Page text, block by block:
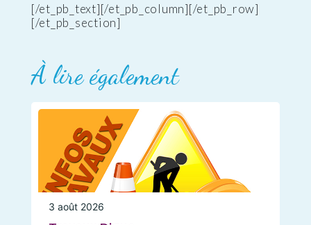
[/et_pb_text][/et_pb_column][/et_pb_row]
[/et_pb_section]
À lire également
3 août 2026